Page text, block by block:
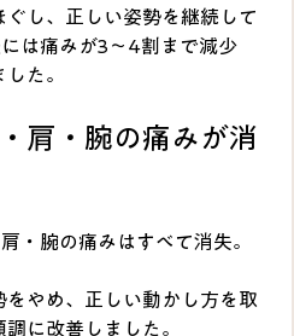
し、正しい姿勢を継続して
は痛みが3〜4割まで減少
た。
肩・腕の痛みが消
・腕の痛みはすべて消失。
やめ、正しい動かし方を取
に改善しました。